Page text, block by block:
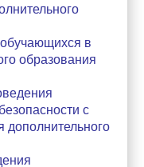
в
образования
с